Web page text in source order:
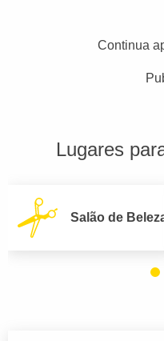
Continua
Lugares
Salão de